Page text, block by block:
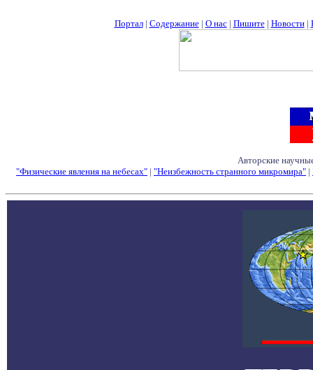
Портал| Содержание| О нас| Пишите| Новости|
Авторские
"Физические явления на небесах" | "Неизбежность странного микромира" |